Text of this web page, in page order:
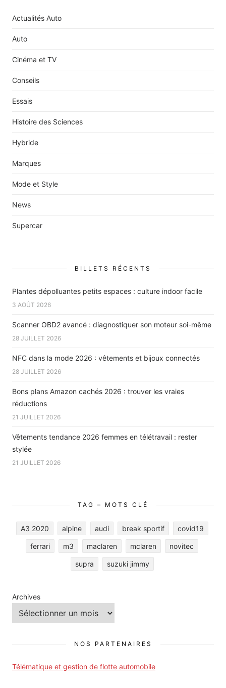
Actualités Auto
Auto
Cinéma et TV
Conseils
Essais
Histoire des Sciences
Hybride
Marques
Mode et Style
News
Supercar
BILLETS RÉCENTS
Plantes dépolluantes petits espaces : culture indoor facile
3 AOÛT 2026
Scanner OBD2 avancé : diagnostiquer son moteur soi-même
28 JUILLET 2026
NFC dans la mode 2026 : vêtements et bijoux connectés
28 JUILLET 2026
Bons plans Amazon cachés 2026 : trouver les vraies
réductions
21 JUILLET 2026
Vêtements tendance 2026 femmes en télétravail : rester
stylée
21 JUILLET 2026
TAG – MOTS CLÉ
A3 2020 alpine audi break sportif covid19
ferrari m3 maclaren mclaren novitec
supra suzuki jimmy
Archives
NOS PARTENAIRES
Télématique et gestion de flotte automobile